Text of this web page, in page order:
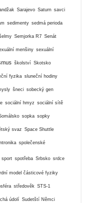
Sarajevo Saturn savci
sedimenty sedmá perioda
Semjorka R7 Senát
menšiny sexuální
školství Skotsko
fyzika sluneční hodiny
šneci sobecký gen
sociální hmyz sociální sítě
sopka sopky
svaz Space Shuttle
společenské
sport spotřeba Srbsko srdce
model částicové fyziky
středověk STS-1
údolí Sudetští Němci